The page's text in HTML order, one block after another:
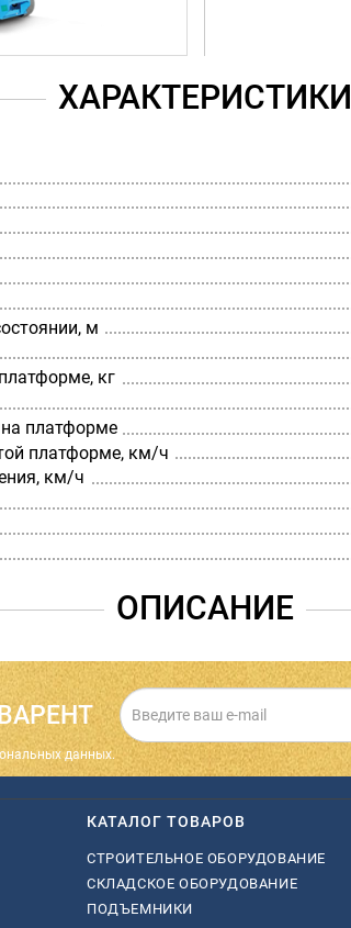
ХАРАКТЕРИСТИКИ
м
кг
платформе
платформе, км/ч
км/ч
ОПИСАНИЕ
данных.
КАТАЛОГ ТОВАРОВ
СТРОИТЕЛЬНОЕ ОБОРУДОВАНИЕ
СКЛАДСКОЕ ОБОРУДОВАНИЕ
ПОДЪЕМНИКИ